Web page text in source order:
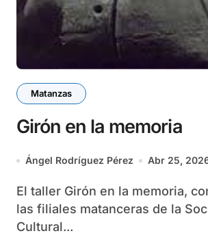
Matanzas
Girón en la memoria
Ángel Rodríguez Pérez Abr 25,
El taller Girón en la memoria, convocado por
las filiales matanceras de la
Cultural...